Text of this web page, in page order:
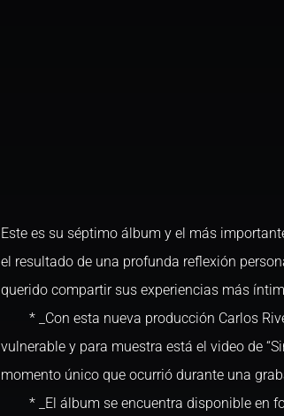
Este es su séptimo álbum y el más
el resultado de una profunda reflexión
querido compartir sus experiencias más
* _Con esta nueva producción Carlos
vulnerable y para muestra está el video de
momento único que ocurrió durante una
* _El álbum se encuentra disponible en